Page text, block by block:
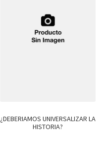
¿DEBERIAMOS UNIVERSALIZAR LA
HISTORIA?